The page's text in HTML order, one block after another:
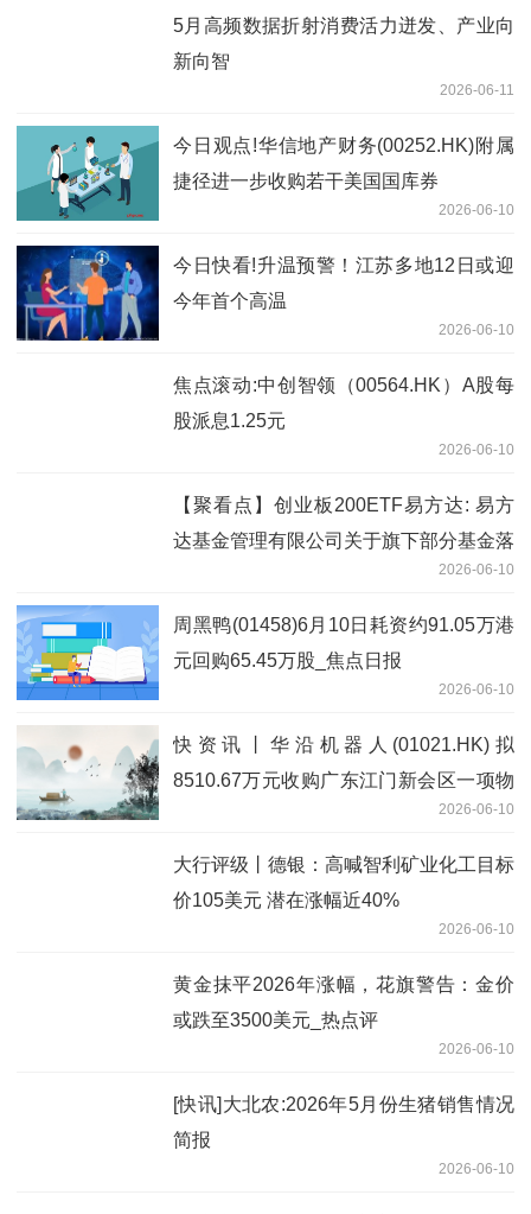
5月高频数据折射消费活力迸发、产业向
新向智
2026-06-11
今日观点!华信地产财务(00252.HK)附属
捷径进一步收购若干美国国库券
2026-06-10
今日快看!升温预警！江苏多地12日或迎
今年首个高温
2026-06-10
焦点滚动:中创智领（00564.HK）A股每
股派息1.25元
2026-06-10
【聚看点】创业板200ETF易方达: 易方
达基金管理有限公司关于旗下部分基金落
实创业板中盘200指数编制方案修订相关
安排的公告
2026-06-10
周黑鸭(01458)6月10日耗资约91.05万港
元回购65.45万股_焦点日报
2026-06-10
快资讯丨华沿机器人(01021.HK)拟
8510.67万元收购广东江门新会区一项物
2026-06-10
大行评级丨德银：高喊智利矿业化工目标
价105美元 潜在涨幅近40%
2026-06-10
黄金抹平2026年涨幅，花旗警告：金价
或跌至3500美元_热点评
2026-06-10
[快讯]大北农:2026年5月份生猪销售情况
简报
2026-06-10